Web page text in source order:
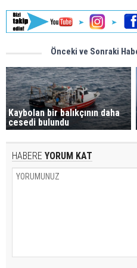
Önceki ve Sonraki
Kaybolan bir balıkçının daha
cesedi bulundu
HABERE YORUM KAT